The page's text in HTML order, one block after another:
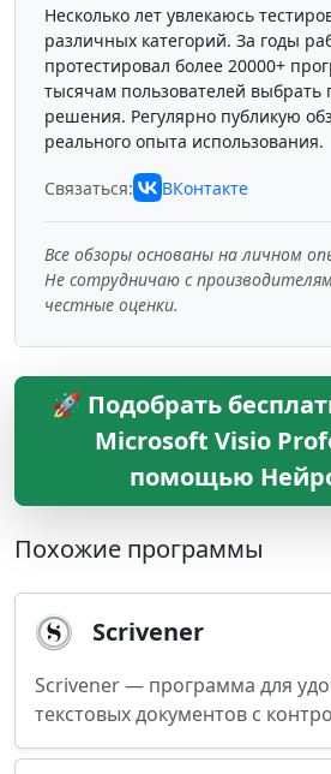
Несколько лет увлекаюсь
различных категорий. За годы
протестировал более 20000+
тысячам пользователей выбрать
решения. Регулярно публикую
реального опыта использования.
Связаться: ВКонтакте
Все обзоры основаны на личном
Не сотрудничаю с
честные оценки.
🚀 Подобрать
Microsoft Visio
помощью
Похожие программы
Scrivener
Scrivener — программа для
текстовых документов с